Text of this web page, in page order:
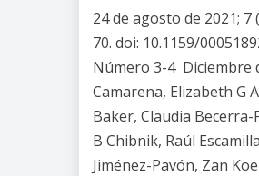
Gallardo
24 de agosto de 2021; 7
70. doi: 10.1159/
Número 3-4 Diciembre
Camarena, Elizabeth G
Baker, Claudia Becerra-
B Chibnik, Raúl
Jiménez-Pavón, Zan